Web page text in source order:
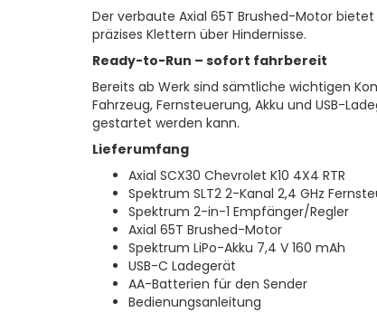
Der verbaute Axial 65T Brushed-Motor
präzises Klettern über Hindernisse.
Ready-to-Run – sofort fahrbereit
Bereits ab Werk sind sämtliche wichtigen
Fahrzeug, Fernsteuerung, Akku und USB-
gestartet werden kann.
Lieferumfang
Axial SCX30 Chevrolet K10 4X4 RTR
Spektrum SLT2 2-Kanal 2,4 GHz
Spektrum 2-in-1 Empfänger/Regler
Axial 65T Brushed-Motor
Spektrum LiPo-Akku 7,4 V 160 mAh
USB-C Ladegerät
AA-Batterien für den Sender
Bedienungsanleitung